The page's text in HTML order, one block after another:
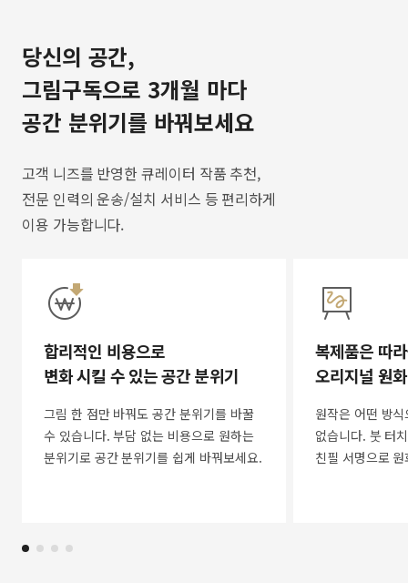
당신의 공간,
그림구독으로 3개월 마다
공간 분위기를 바꿔보세요
고객 니즈를 반영한 큐레이터 작품 추천,
전문 인력의 운송/설치 서비스 등 편리하게
이용 가능합니다.
합리적인 비용으로
변화 시킬 수 있는 공간 분위기
그림 한 점만 바꿔도 공간 분위기를 바꿀
수 있습니다. 부담 없는 비용으로 원하는
분위기로 공간 분위기를 쉽게 바꿔보세요.
복제품은 따
오리지널 원
원작은 어떤 방
없습니다. 붓 터
친필 서명으로